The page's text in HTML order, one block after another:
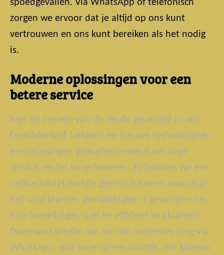
spoedgevallen. Via WhatsApp of telefonisch
zorgen we ervoor dat je altijd op ons kunt
vertrouwen en ons kunt bereiken als het nodig
is.
Moderne oplossingen voor een
betere service
Met de intrede van de derde generatie in ons
familiebedrijf, hebben we nieuwe technologieën
en oplossingen geïmplementeerd om onze
service verder te verbeteren. Zo hebben we een
online bestelmodule geïntroduceerd, waardoor
het voor klanten gemakkelijker is geworden om
hun bestellingen snel en efficiënt te plaatsen.
Daarnaast bieden we nu ook ondersteuning via
WhatsApp, wat onze communicatie met klanten